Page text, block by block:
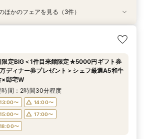
数会場検討の方】会場＆見積＆準備サポート
底比較相談
13:00〜
14:00〜
〜
18:30〜
フェアを予約
予約OK＜1件目来館限定★来館最大5.5万円
＞豪華試食チケット＆1日1組ガーデン邸宅完
時間：2時間30分程度
13:00〜
15:00〜
17:00〜
18:00〜
フェアを予約
分クイック】後日使えるレストランチケッ
お気軽相談
13:00〜
14:00〜
15:00〜
〜
フェアを予約
ほかのフェアを見る（3件）
限定BIG＜1件目来館限定★5000円ギフト券
ディナー券プレゼント＞シェフ厳選A5和牛
×邸宅W
時間：2時間30分程度
13:00〜
14:00〜
15:00〜
17:00〜
18:00〜